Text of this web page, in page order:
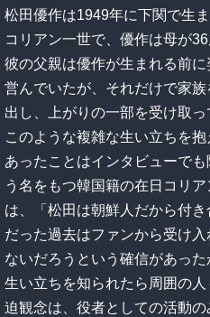
松田優作は1949年に下関で生
コリアン一世で、優作は母が
彼の父親は優作が生まれる前
営んでいたが、それだけで家
出し、上がりの一部を受け取
このような複雑な生い立ちを
あったことはインタビューで
う名をもつ韓国籍の在日コリ
は、「松田は朝鮮人だから付
だった過去はファンから受け
ないだろうという確信があっ
生い立ちを知られたら周囲の
迫観念は、役者としての活動